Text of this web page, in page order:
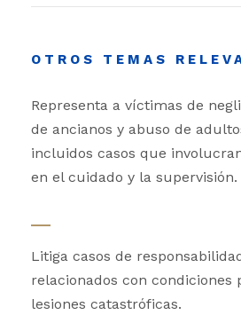
OTROS TEMAS
Representa a víctimas de
de ancianos y abuso de
incluidos casos que
en el cuidado y la supervisión.
Litiga casos de
relacionados con condiciones
lesiones catastróficas.